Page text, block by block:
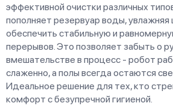
эффективной очистки различных
пополняет резервуар воды,
обеспечить стабильную и
перерывов. Это позволяет забыть о
вмешательстве в процесс - робот
слаженно, а полы всегда остаются
Идеальное решение для тех, кто
комфорт с безупречной гигиеной.